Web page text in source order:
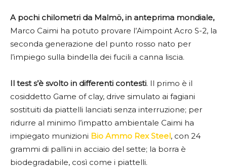
A pochi chilometri da Malmö, in anteprima mondiale,
Marco Caimi ha potuto provare l’Aimpoint Acro S-2, la
seconda generazione del punto rosso nato per
l’impiego sulla bindella dei fucili a canna liscia.
Il test s’è svolto in differenti contesti. Il primo è il
cosiddetto Game of clay, drive simulato ai fagiani
sostituiti da piattelli lanciati senza interruzione; per
ridurre al minimo l’impatto ambientale Caimi ha
impiegato munizioni Bio Ammo Rex Steel, con 24
grammi di pallini in acciaio del sette; la borra è
biodegradabile, così come i piattelli.